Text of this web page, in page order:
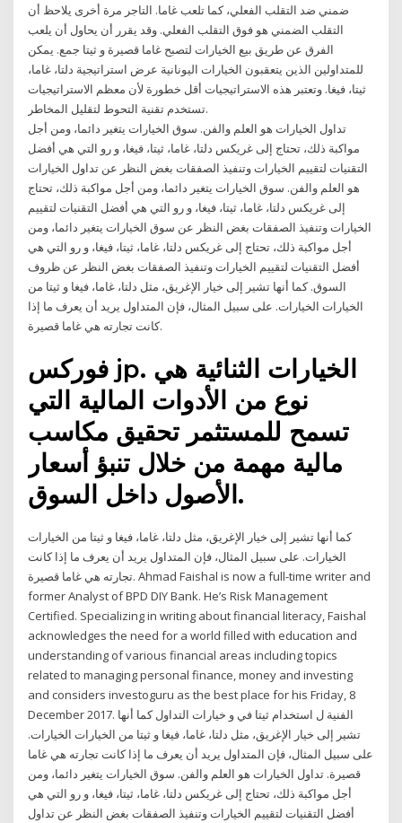
ضمني ضد التقلب الفعلي، كما تلعب غاما. التاجر مرة أخرى يلاحظ أن
التقلب الضمني هو فوق التقلب الفعلي. وقد يقرر أن يحاول أن يلعب
الفرق عن طريق بيع الخيارات لتصبح غاما قصيرة و ثيتا جمع. يمكن
للمتداولين الذين يتعقبون الخيارات اليونانية عرض استراتيجية دلتا، غاما،
ثيتا، فيغا. وتعتبر هذه الاستراتيجيات أقل خطورة لأن معظم الاستراتيجيات
تستخدم تقنية التحوط لتقليل المخاطر.
تداول الخيارات هو العلم والفن. سوق الخيارات يتغير دائما، ومن أجل
مواكبة ذلك، تحتاج إلى غريكس دلتا، غاما، ثيتا، فيغا، و رو التي هي أفضل
التقنيات لتقييم الخيارات وتنفيذ الصفقات بغض النظر عن تداول الخيارات
هو العلم والفن. سوق الخيارات يتغير دائما، ومن أجل مواكبة ذلك، تحتاج
إلى غريكس دلتا، غاما، ثيتا، فيغا، و رو التي هي أفضل التقنيات لتقييم
الخيارات وتنفيذ الصفقات بغض النظر عن سوق الخيارات يتغير دائما، ومن
أجل مواكبة ذلك، تحتاج إلى غريكس دلتا، غاما، ثيتا، فيغا، و رو التي هي
أفضل التقنيات لتقييم الخيارات وتنفيذ الصفقات بغض النظر عن ظروف
السوق. كما أنها تشير إلى خيار الإغريق، مثل دلتا، غاما، فيغا و ثيتا من
الخيارات الخيارات. على سبيل المثال، فإن المتداول يريد أن يعرف ما إذا
كانت تجارته هي غاما قصيرة.
فوركس jp. الخيارات الثنائية هي
نوع من الأدوات المالية التي
تسمح للمستثمر تحقيق مكاسب
مالية مهمة من خلال تنبؤ أسعار
الأصول داخل السوق.
كما أنها تشير إلى خيار الإغريق، مثل دلتا، غاما، فيغا و ثيتا من الخيارات
الخيارات. على سبيل المثال، فإن المتداول يريد أن يعرف ما إذا كانت
تجارته هي غاما قصيرة. Ahmad Faishal is now a full-time writer and
former Analyst of BPD DIY Bank. He’s Risk Management
Certified. Specializing in writing about financial literacy, Faishal
acknowledges the need for a world filled with education and
understanding of various financial areas including topics
related to managing personal finance, money and investing
and considers investoguru as the best place for his Friday, 8
December 2017. الفنية ل استخدام ثيتا في و خيارات التداول كما أنها
تشير إلى خيار الإغريق، مثل دلتا، غاما، فيغا و ثيتا من الخيارات الخيارات.
على سبيل المثال، فإن المتداول يريد أن يعرف ما إذا كانت تجارته هي غاما
قصيرة. تداول الخيارات هو العلم والفن. سوق الخيارات يتغير دائما، ومن
أجل مواكبة ذلك، تحتاج إلى غريكس دلتا، غاما، ثيتا، فيغا، و رو التي هي
أفضل التقنيات لتقييم الخيارات وتنفيذ الصفقات بغض النظر عن تداول